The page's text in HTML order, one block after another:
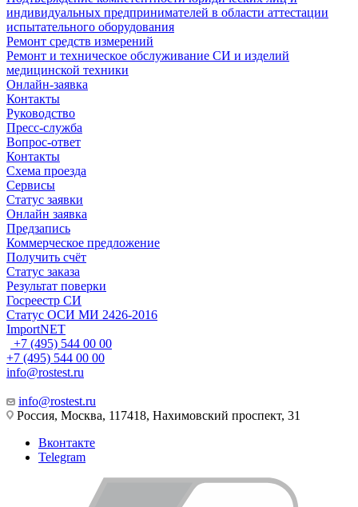
индивидуальных предпринимателей в области аттестации
испытательного оборудования
Ремонт средств измерений
Ремонт и техническое обслуживание СИ и изделий
медицинской техники
Онлайн-заявка
Контакты
Руководство
Пресс-служба
Вопрос-ответ
Контакты
Схема проезда
Сервисы
Статус заявки
Онлайн заявка
Предзапись
Коммерческое предложение
Получить счёт
Статус заказа
Результат поверки
Госреестр СИ
Статус ОСИ МИ 2426-2016
ImportNET
+7 (495) 544 00 00
+7 (495) 544 00 00
info@rostest.ru
info@rostest.ru
Россия, Москва, 117418, Нахимовский проспект, 31
Вконтакте
Telegram